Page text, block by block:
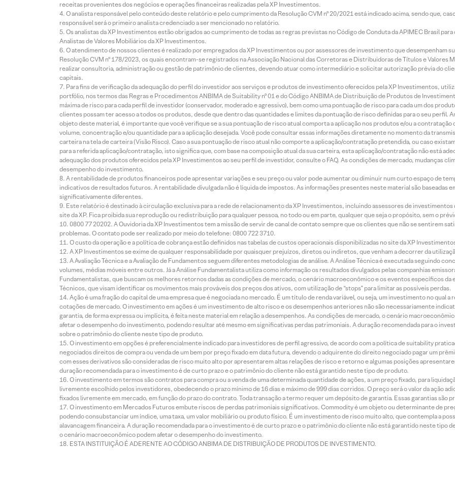
receitas provenientes dos negócios e operações financeiras realizadas pela XP Investimentos.
O analista responsável pelo conteúdo deste relatório e pelo cumprimento da Resolução CVM nº 20/2021 está indicado acima, sendo que,
responsável será o primeiro analista credenciado a ser mencionado no relatório.
Os analistas da XP Investimentos estão obrigados ao cumprimento de todas as regras previstas no Código de Conduta da APIMEC Brasil
Analistas de Valores Mobiliários da XP Investimentos.
O atendimento de nossos clientes é realizado por empregados da XP Investimentos ou por assessores de investimento que desempenham
Resolução CVM nº 178/2023, os quais encontram-se registrados na Associação Nacional das Corretoras e Distribuidoras de Títulos e Valores
realizar consultoria, administração ou gestão de patrimônio de clientes, devendo atuar como intermediário e solicitar autorização prévia do
capitais.
Para fins de verificação da adequação do perfil do investidor aos serviços e produtos de investimento oferecidos pela XP Investimentos,
portfólio, nos termos das Regras e Procedimentos ANBIMA de Suitability nº 01 e do Código ANBIMA de Distribuição de Produtos de
máxima de risco para cada perfil de investidor (conservador, moderado e agressivo), bem como uma pontuação de risco para cada um dos
clientes possam ter acesso a todos os produtos, desde que dentro das quantidades e limites da pontuação de risco definidas para o seu perfil.
objeto deste material, é importante que você verifique se a sua pontuação de risco atual comporta a aplicação nos produtos e/ou a contratação
volume, concentração e/ou quantidade para a aplicação desejada. Você pode consultar essas informações diretamente no momento da
carteira na tela de carteira (Visão Risco). Caso a sua pontuação de risco atual não comporte a aplicação/contratação pretendida, ou caso
para a referida aplicação/contratação, isto significa que, com base na composição atual da sua carteira, esta aplicação/contratação não está
adequação dos produtos oferecidos pela XP Investimentos ao seu perfil de investidor, consulte o FAQ. As condições de mercado, mudanças
desempenho do investimento.
A rentabilidade de produtos financeiros pode apresentar variações e seu preço ou valor pode aumentar ou diminuir num curto espaço de
indicativos de resultados futuros. A rentabilidade divulgada não é líquida de impostos. As informações presentes neste material são baseadas
significativamente diferentes.
Este relatório é destinado à circulação exclusiva para a rede de relacionamento da XP Investimentos, incluindo assessores de investimentos
site da XP. Fica proibida sua reprodução ou redistribuição para qualquer pessoa, no todo ou em parte, qualquer que seja o propósito, sem o
0800 77 20202. A Ouvidoria da XP Investimentos tem a missão de servir de canal de contato sempre que os clientes que não se sentirem
problemas. O contato pode ser realizado por meio do telefone: 0800 722 3710.
O custo da operação e a política de cobrança estão definidos nas tabelas de custos operacionais disponibilizadas no site da XP
A XP Investimentos se exime de qualquer responsabilidade por quaisquer prejuízos, diretos ou indiretos, que venham a decorrer da
A Avaliação Técnica e a Avaliação de Fundamentos seguem diferentes metodologias de análise. A Análise Técnica é executada seguindo
volumes, médias móveis entre outros. Já a Análise Fundamentalista utiliza como informação os resultados divulgados pelas companhias
Fundamentalistas, que buscam os melhores retornos dadas as condições de mercado, o cenário macroeconômico e os eventos específicos
Técnicos, que visam identificar os movimentos mais prováveis dos preços dos ativos, com utilização de “stops” para limitar as possíveis perdas.
Ação é uma fração do capital de uma empresa que é negociada no mercado. É um título de renda variável, ou seja, um investimento no qual
cotações de mercado. O investimento em ações é um investimento de alto risco e os desempenhos anteriores não são necessariamente
garantia, de forma expressa ou implícita, é feita neste material em relação a desempenhos. As condições de mercado, o cenário
afetar o desempenho do investimento, podendo resultar até mesmo em significativas perdas patrimoniais. A duração recomendada para o
sobre o patrimônio do cliente neste tipo de produto.
O investimento em opções é preferencialmente indicado para investidores de perfil agressivo, de acordo com a política de suitability
negociados direitos de compra ou venda de um bem por preço fixado em data futura, devendo o adquirente do direito negociado pagar um
com esses derivativos são consideradas de risco muito alto por apresentarem altas relações de risco e retorno e algumas posições
duração recomendada para o investimento é de curto prazo e o patrimônio do cliente não está garantido neste tipo de produto.
O investimento em termos são contratos para compra ou a venda de uma determinada quantidade de ações, a um preço fixado, para
livremente escolhido pelos investidores, obedecendo o prazo mínimo de 16 dias e máximo de 999 dias corridos. O preço será o valor da ação
fixados livremente em mercado, em função do prazo do contrato. Toda transação a termo requer um depósito de garantia. Essas garantias são
O investimento em Mercados Futuros embute riscos de perdas patrimoniais significativos. Commodity é um objeto ou determinante de
podendo consubstanciar um índice, uma taxa, um valor mobiliário ou produto físico. É um investimento de risco muito alto, que contempla a
alavancagem financeira. A duração recomendada para o investimento é de curto prazo e o patrimônio do cliente não está garantido neste tipo
o cenário macroeconômico podem afetar o desempenho do investimento.
ESTA INSTITUIÇÃO É ADERENTE AO CÓDIGO ANBIMA DE DISTRIBUIÇÃO DE PRODUTOS DE INVESTIMENTO.